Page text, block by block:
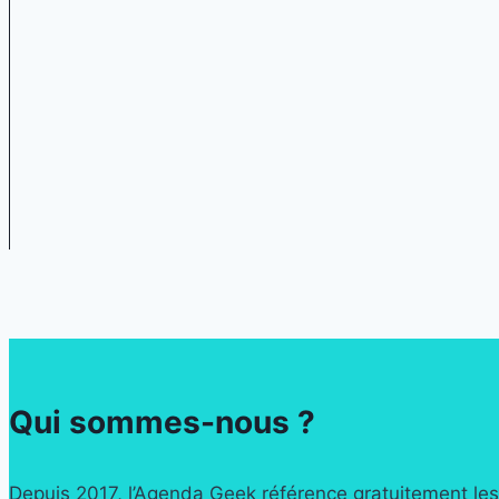
Qui sommes-nous ?
Depuis 2017, l’Agenda Geek référence gratuitement